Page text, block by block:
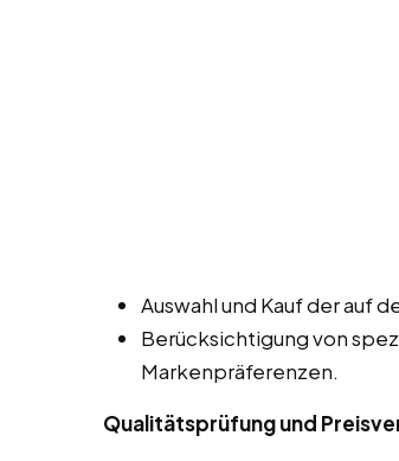
Auswahl und Kauf der auf
Berücksichtigung von
Markenpräferenzen.
Qualitätsprüfung und